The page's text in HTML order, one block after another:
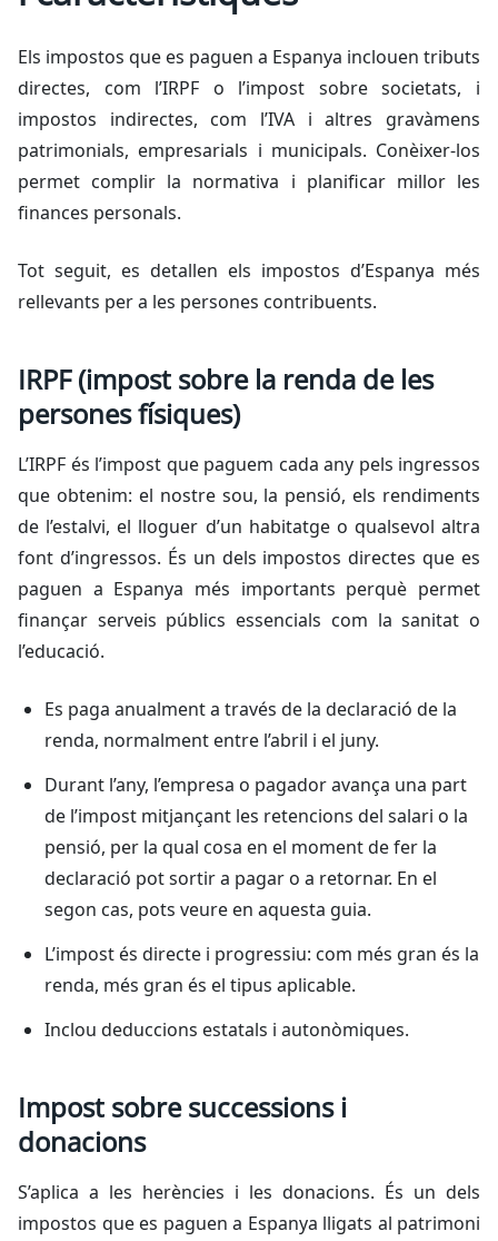
Els impostos que es paguen a Espanya inclouen tributs
directes, com l’IRPF o l’impost sobre societats, i
impostos indirectes, com l’IVA i altres gravàmens
patrimonials, empresarials i municipals. Conèixer-los
permet complir la normativa i planificar millor les
finances personals.
Tot seguit, es detallen els impostos d’Espanya més
rellevants per a les persones contribuents.
IRPF (impost sobre la renda de les
persones físiques)
L’IRPF és l’impost que paguem cada any pels ingressos
que obtenim: el nostre sou, la pensió, els rendiments
de l’estalvi, el lloguer d’un habitatge o qualsevol altra
font d’ingressos. És un dels impostos directes que es
paguen a Espanya més importants perquè permet
finançar serveis públics essencials com la sanitat o
l’educació.
Es paga anualment a través de la declaració de la
renda, normalment entre l’abril i el juny.
Durant l’any, l’empresa o pagador avança una part
de l’impost mitjançant les retencions del salari o la
pensió, per la qual cosa en el moment de fer la
declaració pot sortir a pagar o a retornar. En el
segon cas, pots veure en aquesta guia.
L’impost és directe i progressiu: com més gran és la
renda, més gran és el tipus aplicable.
Inclou deduccions estatals i autonòmiques.
Impost sobre successions i
donacions
S’aplica a les herències i les donacions. És un dels
impostos que es paguen a Espanya lligats al patrimoni